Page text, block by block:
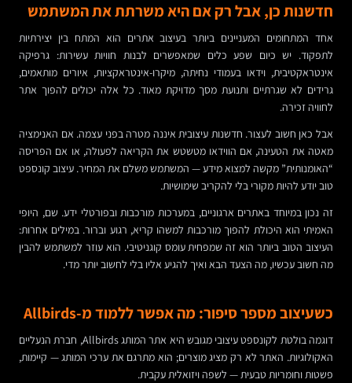
חדשנות כן, אבל רק אם היא משרתת את המשתמש
אחד המתחומים המעניינים ביותר בעיצוב אתרים הוא המתח בין יצירתיות
לתפקוד. יש כיום שפע כלים שמאפשרים לבנות חוויות עשירות: גרפיקה
אינטראקטיבית, וידאו בעמודי נחיתה, מיקרו-אינטראקציות, איורים מותאמים,
גרידים לא שגרתיים ותנועת מסך מדויקת מאוד. כל אלה יכולים להפוך אתר
לחוויה זכירה.
אבל כאן חשוב לעצור. חדשנות עיצובית איננה מטרה בפני עצמה. אם האנימציה
מאטה את הטעינה, אם הווידאו מטשטש את הקריאה לפעולה, או אם הפריסה
“האומנותית” מקשה למצוא מידע — המשתמש משלם את המחיר. עיצוב קונספט
טוב יודע להיות מקורי בלי להקריב שימושיות.
זה נכון במיוחד באתרים ארגוניים, במערכות מורכבות ובפורטלי ידע. שם, היופי
האמיתי הוא היכולת להפוך מורכבות למשהו קריא, רגוע וברור. במילים אחרות:
העיצוב הטוב ביותר הוא זה שמפחית עומס קוגניטיבי. הוא עוזר למשתמש להבין
מה חשוב עכשיו, מה הצעד הבא ואיך להגיע אליו בלי לחשוב יותר מדי.
כשעיצוב מספר סיפור: מה אפשר ללמוד מ-Allbirds
דוגמה בולטת לקונספט עיצובי מגובש היא אתר המותג Allbirds, חברת הנעליים
האקולוגיות. האתר לא רק מציג מוצרים; הוא מתרגם את ערכי המותג — קיימות,
פשטות וחומריות טבעית — לשפה ויזואלית עקבית.